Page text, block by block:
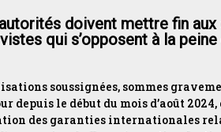
doivent mettre fin
qui s’opposent à la
soussignées, sommes
depuis le début du mois d’août
des garanties internationales